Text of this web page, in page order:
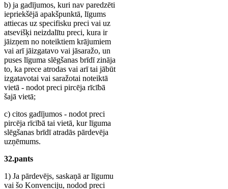
b) ja gadījumos, kuri nav paredzēti
iepriekšējā apakšpunktā, līgums
attiecas uz specifisku preci vai uz
atsevišķi neizdalītu preci, kura ir
jāizņem no noteiktiem krājumiem
vai arī jāizgatavo vai jāsaražo, un
puses līguma slēgšanas brīdī zināja
to, ka prece atrodas vai arī tai jābūt
izgatavotai vai saražotai noteiktā
vietā - nodot preci pircēja rīcībā
šajā vietā;
c) citos gadījumos - nodot preci
pircēja rīcībā tai vietā, kur līguma
slēgšanas brīdī atradās pārdevēja
uzņēmums.
32.pants
1) Ja pārdevējs, saskaņā ar līgumu
vai šo Konvenciju, nodod preci